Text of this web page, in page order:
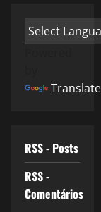
Translate
RSS - Posts
RSS -
Comentários